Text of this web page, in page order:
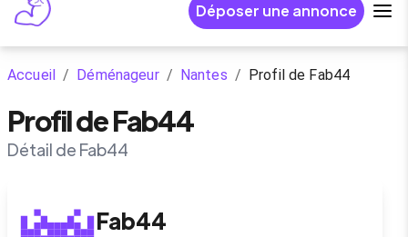
Déposer une annonce
Accueil / Déménageur / Nantes / Profil de Fab44
Profil de Fab44
Détail de Fab44
Fab44